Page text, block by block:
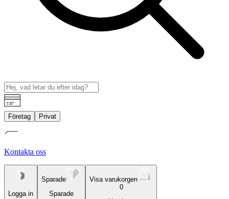
Företag Privat
Kontakta oss
Logga in
Sparade
Sparade
Visa varukorgen
0